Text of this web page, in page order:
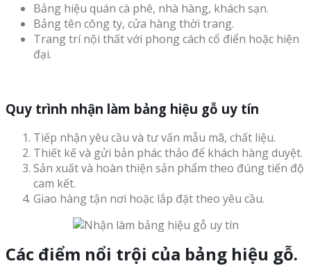
Bảng hiệu quán cà phê, nhà hàng, khách sạn.
Bảng tên công ty, cửa hàng thời trang.
Trang trí nội thất với phong cách cổ điển hoặc hiện
đại.
Quy trình nhận làm bảng hiệu gỗ uy tín
Tiếp nhận yêu cầu và tư vấn mẫu mã, chất liệu.
Thiết kế và gửi bản phác thảo để khách hàng duyệt.
Sản xuất và hoàn thiện sản phẩm theo đúng tiến độ
cam kết.
Giao hàng tận nơi hoặc lắp đặt theo yêu cầu.
Các điểm nổi trội của bảng hiệu gỗ.